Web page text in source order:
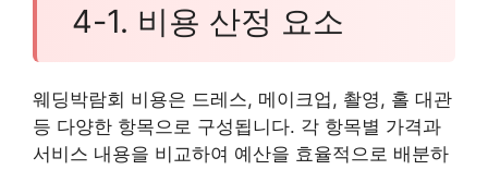
4-1. 비용 산정 요소
웨딩박람회 비용은 드레스, 메이크업, 촬영, 홀 대관
등 다양한 항목으로 구성됩니다. 각 항목별 가격과
서비스 내용을 비교하여 예산을 효율적으로 배분하